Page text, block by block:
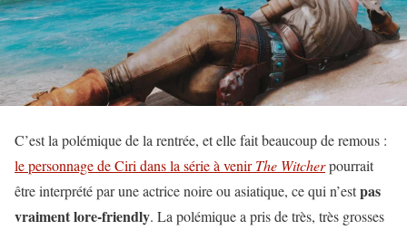
C’est la polémique de la rentrée, et elle fait beaucoup de remous :
le personnage de Ciri dans la série à venirThe Witcherpourrait
être interprété par une actrice noire ou asiatique, ce qui n’estpas
vraiment lore-friendly. La polémique a pris de très, très grosses